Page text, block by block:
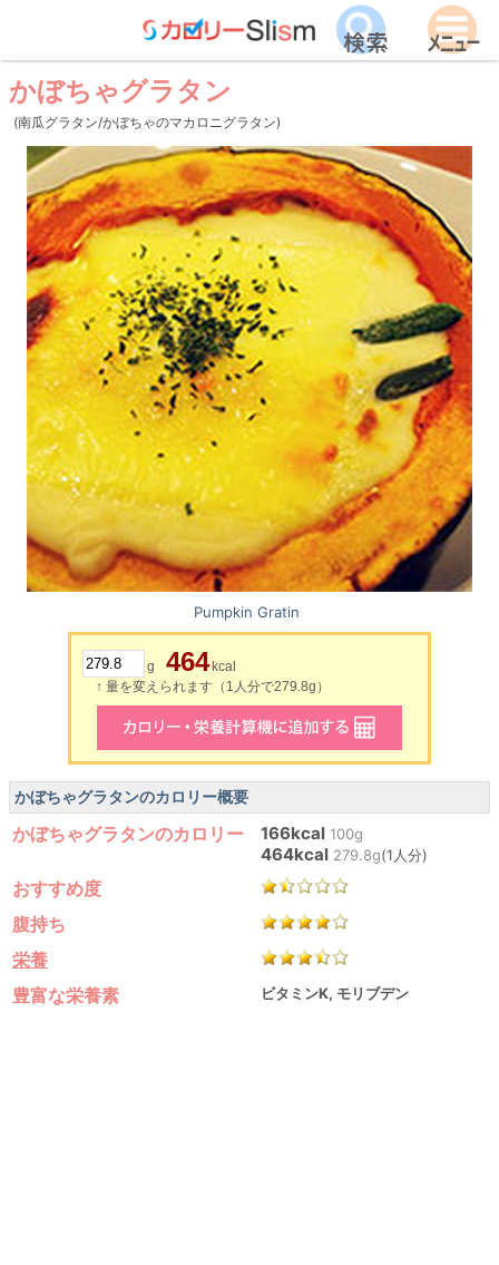
かぼちゃグラタン
(南瓜グラタン/かぼちゃのマカロニグラタン)
Pumpkin Gratin
g 464 kcal
↑ 量を変えられます（1人分で279.8g）
かぼちゃグラタンのカロリー概要
かぼちゃグラタンのカロリー 166kcal 100g
464kcal 279.8g(1人分)
おすすめ度
腹持ち
栄養
豊富な栄養素
ビタミンK, モリブデン